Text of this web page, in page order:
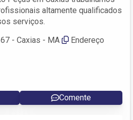
altamente qualificados
serviços.
- Caxias - MA
Endereço
Comente